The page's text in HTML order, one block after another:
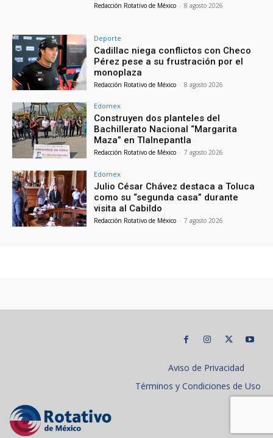
Redacción Rotativo de México - 8 agosto 2026
Deporte
Cadillac niega conflictos con Checo
Pérez pese a su frustración por el
monoplaza
Redacción Rotativo de México - 8 agosto 2026
Edomex
Construyen dos planteles del
Bachillerato Nacional “Margarita
Maza” en Tlalnepantla
Redacción Rotativo de México - 7 agosto 2026
Edomex
Julio César Chávez destaca a Toluca
como su “segunda casa” durante
visita al Cabildo
Redacción Rotativo de México - 7 agosto 2026
Aviso de Privacidad
Términos y Condiciones de Uso